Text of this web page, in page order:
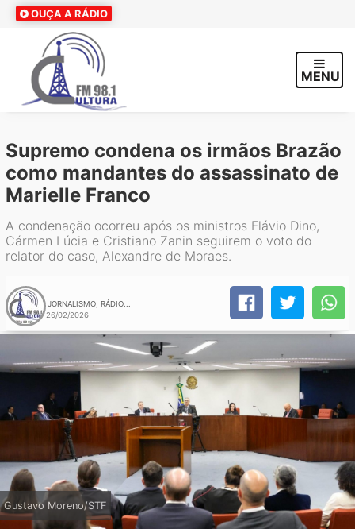
OUÇA A RÁDIO
MENU
Supremo condena os irmãos Brazão
como mandantes do assassinato de
Marielle Franco
A condenação ocorreu após os ministros Flávio Dino,
Cármen Lúcia e Cristiano Zanin seguirem o voto do
relator do caso, Alexandre de Moraes.
JORNALISMO, RÁDIO...
26/02/2026
Gustavo Moreno/STF